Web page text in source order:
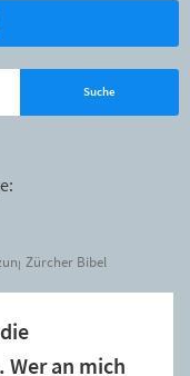
Zürcher Bibel
Wer an mich